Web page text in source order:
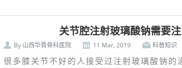
关节腔注射玻璃酸钠需要
By 山西华晋骨科医院 11 Mar, 2019 科普知识
很多膝关节不好的人接受过注射玻璃酸钠的